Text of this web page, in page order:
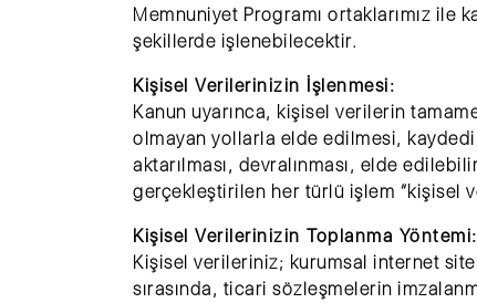
Memnuniyet Programı ortaklarımız ile
şekillerde işlenebilecektir.
Kişisel Verilerinizin İşlenmesi:
Kanun uyarınca, kişisel verilerin
olmayan yollarla elde edilmesi,
aktarılması, devralınması, elde
gerçekleştirilen her türlü işlem “kişisel
Kişisel Verilerinizin Toplanma Yöntemi:
Kişisel verileriniz; kurumsal internet
sırasında, ticari sözleşmelerin